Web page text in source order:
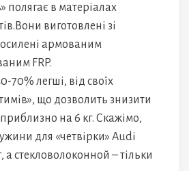
полягає в матеріалах
виготовлені зі
армованим
FRP.
70% легші, від своїх
що дозволить знизити
на 6 кг. Скажімо,
для «четвірки» Audi
а стекловолоконной – тільки